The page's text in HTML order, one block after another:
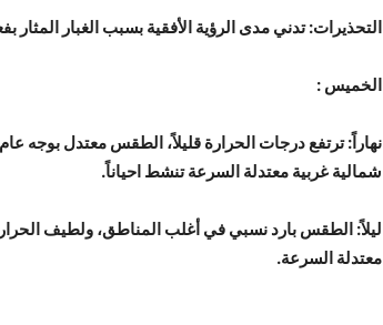
التحذيرات: تدني مدى الرؤية الأفقية بسبب الغبار المثار
الخميس :
نهاراً: ترتفع درجات الحرارة قليلاً، الطقس معتدل بوجه
شمالية غربية معتدلة السرعة تنشط احياناً.
ليلاً: الطقس بارد نسبي في أغلب المناطق، ولطيف
معتدلة السرعة.